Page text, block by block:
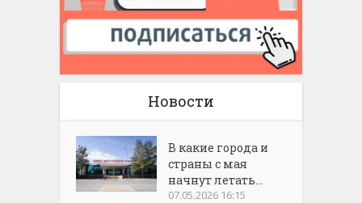
Новости
В какие города и
страны с мая
начнут летать...
07.05.2026 16:15